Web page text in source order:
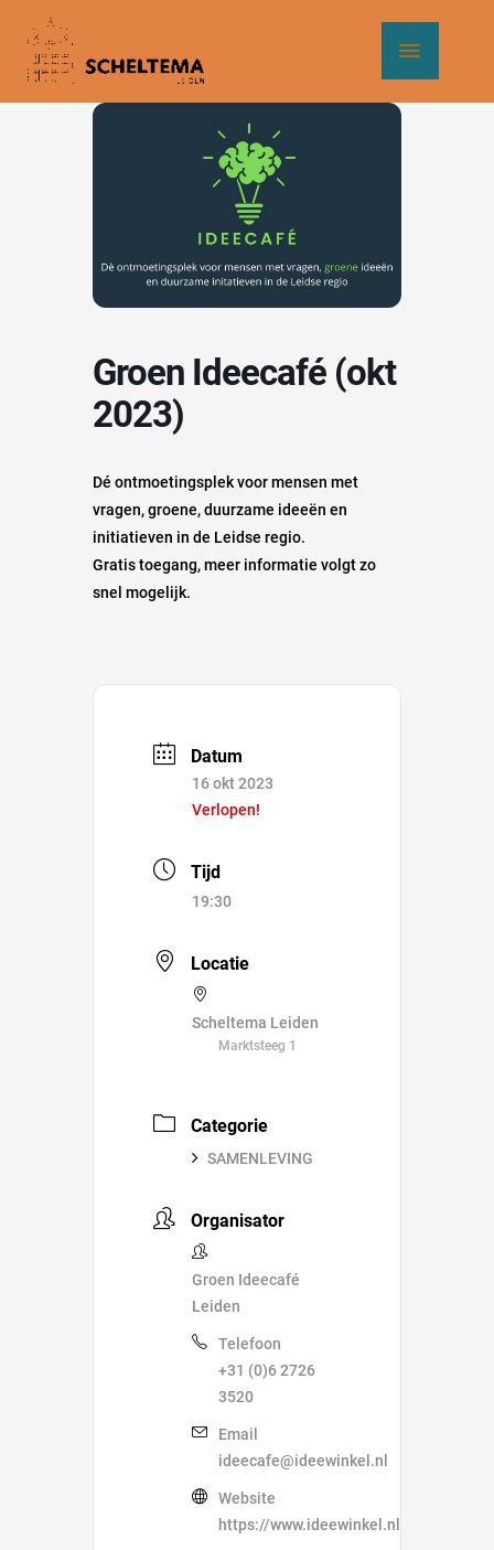
naar
Groen Ideecafé (okt
2023)
Dé ontmoetingsplek voor mensen met
vragen, groene, duurzame ideeën en
initiatieven in de Leidse regio.
Gratis toegang, meer informatie volgt zo
snel mogelijk.
Datum
16 okt 2023
Verlopen!
Tijd
19:30
Locatie
Scheltema Leiden
Marktsteeg 1
Categorie
SAMENLEVING
Organisator
Groen Ideecafé
Leiden
Telefoon
+31 (0)6 2726
3520
Email
ideecafe@ideewinkel.nl
Website
https://www.ideewinkel.nl/ideecafe/